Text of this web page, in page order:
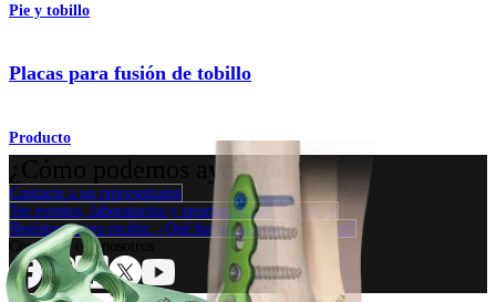
Pie y tobillo
Placas para fusión de tobillo
Producto
¿Cómo podemos ayudarlo?
Contacte a un representante
Ver eventos, laboratorios y oportunidades educativas
Regístrese para recibir: ¿Qué hay de nuevo en Arthrex?
Conéctese con nosotros